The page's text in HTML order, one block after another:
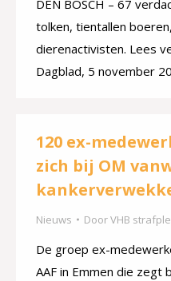
DEN BOSCH – 67
tolken, tientallen
dierenactivisten. Lees
Dagblad, 5 november
120 ex-
zich bij OM
Nieuws DoorVHB
De groep ex-
AAF in Emmen die